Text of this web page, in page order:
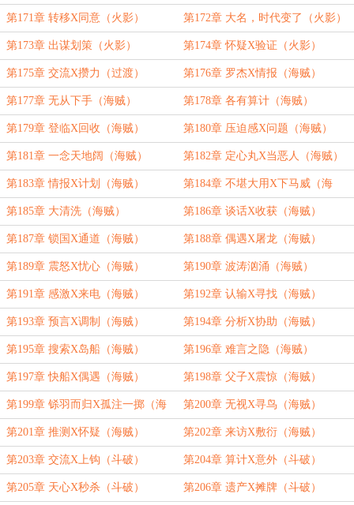
第171章 转移X同意（火影） 第172章 大名，时代变了（火影）
第173章 出谋划策（火影） 第174章 怀疑X验证（火影）
第175章 交流X攒力（过渡） 第176章 罗杰X情报（海贼）
第177章 无从下手（海贼） 第178章 各有算计（海贼）
第179章 登临X回收（海贼） 第180章 压迫感X问题（海贼）
第181章 一念天地阔（海贼） 第182章 定心丸X当恶人（海贼）
第183章 情报X计划（海贼） 第184章 不堪大用X下马威（海
贼）
第185章 大清洗（海贼） 第186章 谈话X收获（海贼）
第187章 锁国X通道（海贼） 第188章 偶遇X屠龙（海贼）
第189章 震怒X忧心（海贼） 第190章 波涛汹涌（海贼）
第191章 感激X来电（海贼） 第192章 认输X寻找（海贼）
第193章 预言X调制（海贼） 第194章 分析X协助（海贼）
第195章 搜索X岛船（海贼） 第196章 难言之隐（海贼）
第197章 快船X偶遇（海贼） 第198章 父子X震惊（海贼）
第199章 铩羽而归X孤注一掷（海
贼）
第200章 无视X寻鸟（海贼）
第201章 推测X怀疑（海贼） 第202章 来访X敷衍（海贼）
第203章 交流X上钩（斗破） 第204章 算计X意外（斗破）
第205章 天心X秒杀（斗破） 第206章 遗产X摊牌（斗破）